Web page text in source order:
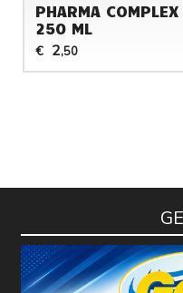
PHARMA
250 ML
€ 2,50